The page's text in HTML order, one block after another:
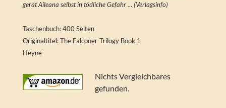
gerät Aileana selbst in tödliche Gefahr … (Verlagsinfo)
Taschenbuch: 400 Seiten
Originaltitel: The Falconer-Trilogy Book 1
Heyne
Nichts Vergleichbares
gefunden.